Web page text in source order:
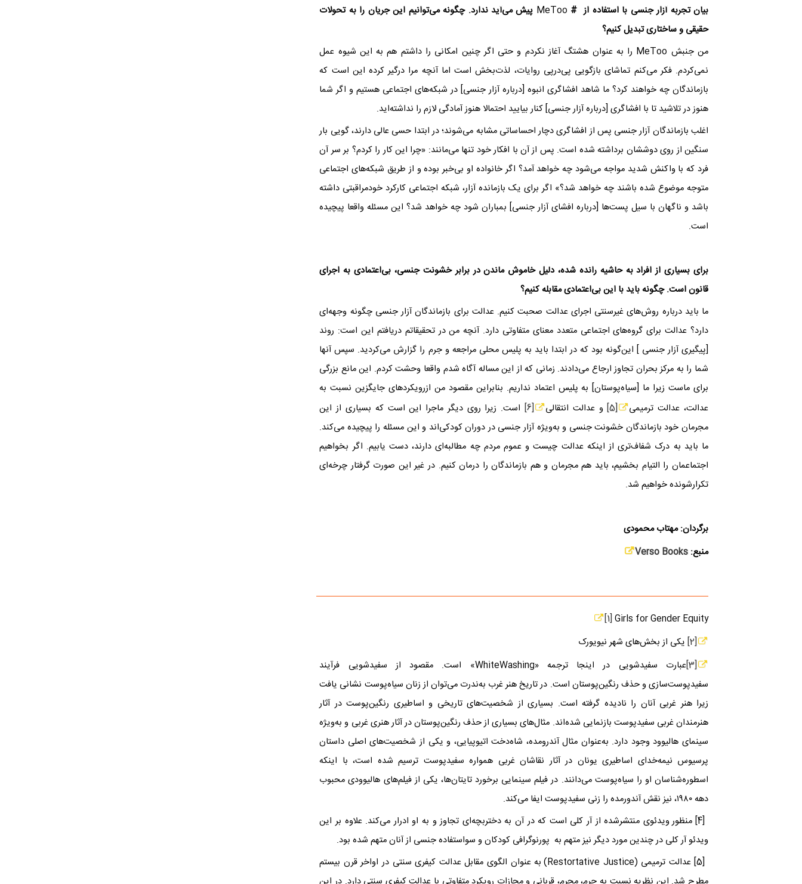
بیان تجربه آزار جنسی با استفاده از # MeToo پیش می‌آید ندارد. چگونه می‌توانیم این جریان را به تحولات
حقیقی و ساختاری تبدیل کنیم؟
من جنبش ‌ MeToo را به عنوان هشتگ آغاز نکردم و حتی اگر چنین امکانی را داشتم هم به این شیوه عمل
نمی‌کردم. فکر می‌کنم تماشای بازگویی پی‌درپی روایات، لذت‌بخش است اما آنچه مرا درگیر کرده این است که
بازماندگان چه خواهند کرد؟ ما شاهد افشاگری انبوه ]درباره آزار جنسی[در شبکه‌های اجتماعی هستیم و اگر شما
هنوز در تلاشید تا با افشاگری ]درباره آزار جنسی[کنار بیایید احتمالا هنوز آمادگی لازم را نداشته‌اید.
اغلب بازماندگان آزار جنسی پس از افشاگری دچار احساساتی مشابه می‌شوند؛ در ابتدا حسی عالی دارند، گویی بار
سنگین از روی دوششان برداشته شده است. پس از آن با افکار خود تنها می‌مانند: «چرا این کار را کردم؟ بر سر آن
فرد که با واکنش شدید مواجه می‌شود چه خواهد آمد؟ اگر خانواده او بی‌خبر بوده و از طریق شبکه‌های اجتماعی
متوجه موضوع شده باشند چه خواهد شد؟» اگر برای یک بازمانده آزار، شبکه اجتماعی کارکرد خودمراقبتی داشته
باشد و ناگهان با سیل پست‌ها ]درباره افشای آزار جنسی[بمباران شود چه خواهد شد؟ این مسئله واقعا پیچیده
است.
برای بسیاری از افراد به حاشیه رانده شده، دلیل خاموش ماندن در برابر خشونت جنسی، بی‌اعتمادی به اجرای
قانون است. چگونه باید با این بی‌اعتمادی مقابله کنیم؟
ما باید درباره روش‌های غیرسنتی اجرای عدالت صحبت کنیم. عدالت برای بازماندگان آزار جنسی چگونه وجهه‌ای
دارد؟ عدالت برای گروه‌های اجتماعی متعدد معنای متفاوتی دارد. آنچه من در تحقیقاتم دریافتم این است: روند
]پیگیری آزار جنسی [ این‌گونه بود که در ابتدا باید به پلیس محلی مراجعه و جرم را گزارش می‌کردید. سپس آنها
شما را به مرکز بحران تجاوز ارجاع می‌دادند. زمانی که از این مساله آگاه شدم واقعا وحشت کردم. این مانع بزرگی
برای ماست زیرا ما ]سیاه‌پوستان[به پلیس اعتماد نداریم. بنابراین مقصود من ازرویکردهای جایگزین نسبت به
عدالت، عدالت ترمیمی
[5]و عدالت انتقالی [6]است. زیرا روی دیگر ماجرا این است که بسیاری از این
مجرمان خود بازماندگان خشونت جنسی و به‌ویژه آزار جنسی در دوران کودکی‌اند و این مسئله را پیچیده می‌کند.
ما باید به درک شفاف‌تری از اینکه عدالت چیست و عموم مردم چه مطالبه‌ای دارند، دست یابیم. اگر بخواهیم
اجتماعمان را التیام بخشیم، باید هم مجرمان و هم بازماندگان را درمان کنیم. در غیر این صورت گرفتار چرخه‌ای
تکرارشونده خواهیم شد.
برگردان: مهتاب محمودی
منبع: Verso Books
[1] Girls for Gender Equity
[2] یکی از بخش‌های شهر نیویورک
[3]عبارت سفیدشویی در اینجا ترجمه «WhiteWashing» است. مقصود از سفیدشویی فرآیند
سفیدپوست‌سازی و حذف رنگین‌پوستان است. در تاریخ هنر غرب به‌ندرت می‌توان از زنان سیاه‌پوست نشانی یافت
زیرا هنر غربی آنان را نادیده‌ گرفته است. بسیاری از شخصیت‌های تاریخی و اساطیری رنگین‌پوست در آثار
هنرمندان غربی سفیدپوست بازنمایی شده‌اند. مثال‌های بسیاری از حذف رنگین‌پوستان در آثار هنری غربی و به‌ویژه
سینمای هالیوود وجود دارد. به‌عنوان مثال آندرومده، شاه‌دخت اتیوپیایی، و یکی از شخصیت‌های اصلی داستان
پرسیوس نیمه‌خدای اساطیری یونان در آثار نقاشان غربی همواره سفیدپوست ترسیم شده است، با اینکه
اسطوره‌‌شناسان او را سیاه‌پوست می‌دانند. در فیلم سینمایی برخورد تایتان‌ها، یکی از فیلم‌های هالیوودی محبوب
دهه ۱۹۸۰، نیز نقش آندورمده را زنی سفیدپوست ایفا می‌‌کند.
[4]
منظورویدئوی منتشرشده از آر کلی است که در آن به دختربچه‌ای تجاوز و به او ادرار می‌کند. علاوه بر این
ویدئو آر کلی در چندین مورد دیگر نیز متهم به پورنوگرافی کودکان و سواستفاده جنسی از آنان متهم شده بود.
[5]عدالت ترمیمی (Restortative Justice) به عنوان الگوی مقابل عدالت کیفری سنتی در اواخر قرن بیستم